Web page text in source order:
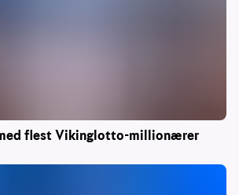
flest Vikinglotto-millionærer